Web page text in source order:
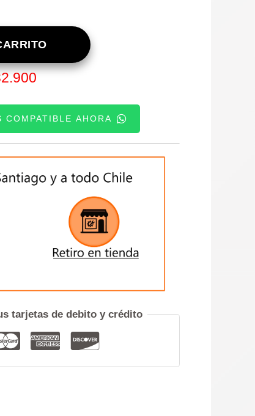
AHORA
tarjetas de debito y crédito